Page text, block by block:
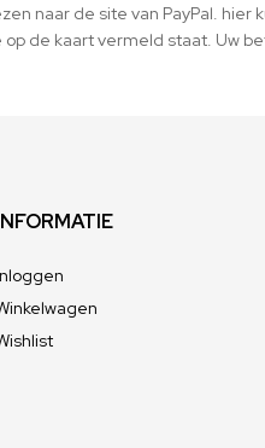
naar de site van PayPal.
de kaart vermeld staat. Uw